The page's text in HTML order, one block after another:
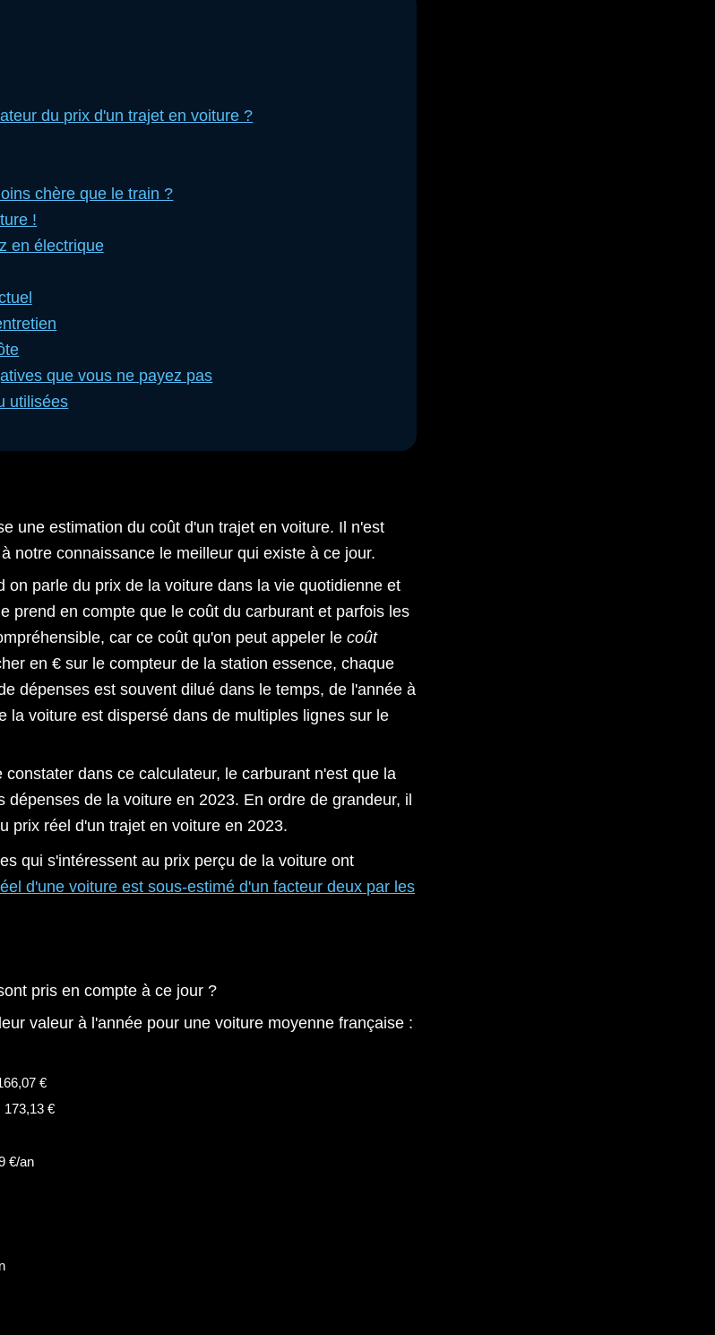
du prix d'un trajet en voiture ?
chère que le train ?
!
en électrique
que vous ne payez pas
utilisées
une estimation du coût d'un trajet en voiture. Il n'est
notre connaissance le meilleur qui existe à ce jour.
on parle du prix de la voiture dans la vie quotidienne et
prend en compte que le coût du carburant et parfois les
car ce coût qu'on peut appeler le coût
en € sur le compteur de la station essence, chaque
dépenses est souvent dilué dans le temps, de l'année à
la voiture est dispersé dans de multiples lignes sur le
dans ce calculateur, le carburant n'est que la
dépenses de la voiture en 2023. En ordre de grandeur, il
prix réel d'un trajet en voiture en 2023.
qui s'intéressent au prix perçu de la voiture ont
d'une voiture est sous-estimé d'un facteur deux par les
pris en compte à ce jour ?
valeur à l'année pour une voiture moyenne française :
€
173,13 €
€/an